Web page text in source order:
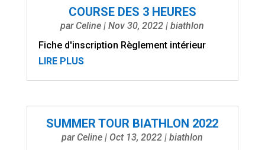
COURSE DES 3 HEURES
par Celine |Nov 30, 2022 |biathlon
Fiche d'inscription Règlement intérieur
LIRE PLUS
SUMMER TOUR BIATHLON 2022
par Celine | Oct 13, 2022 |biathlon